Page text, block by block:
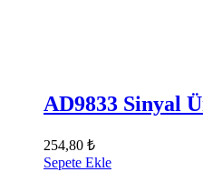
AD9833 Sinyal
254,80 ₺
Sepete Ekle